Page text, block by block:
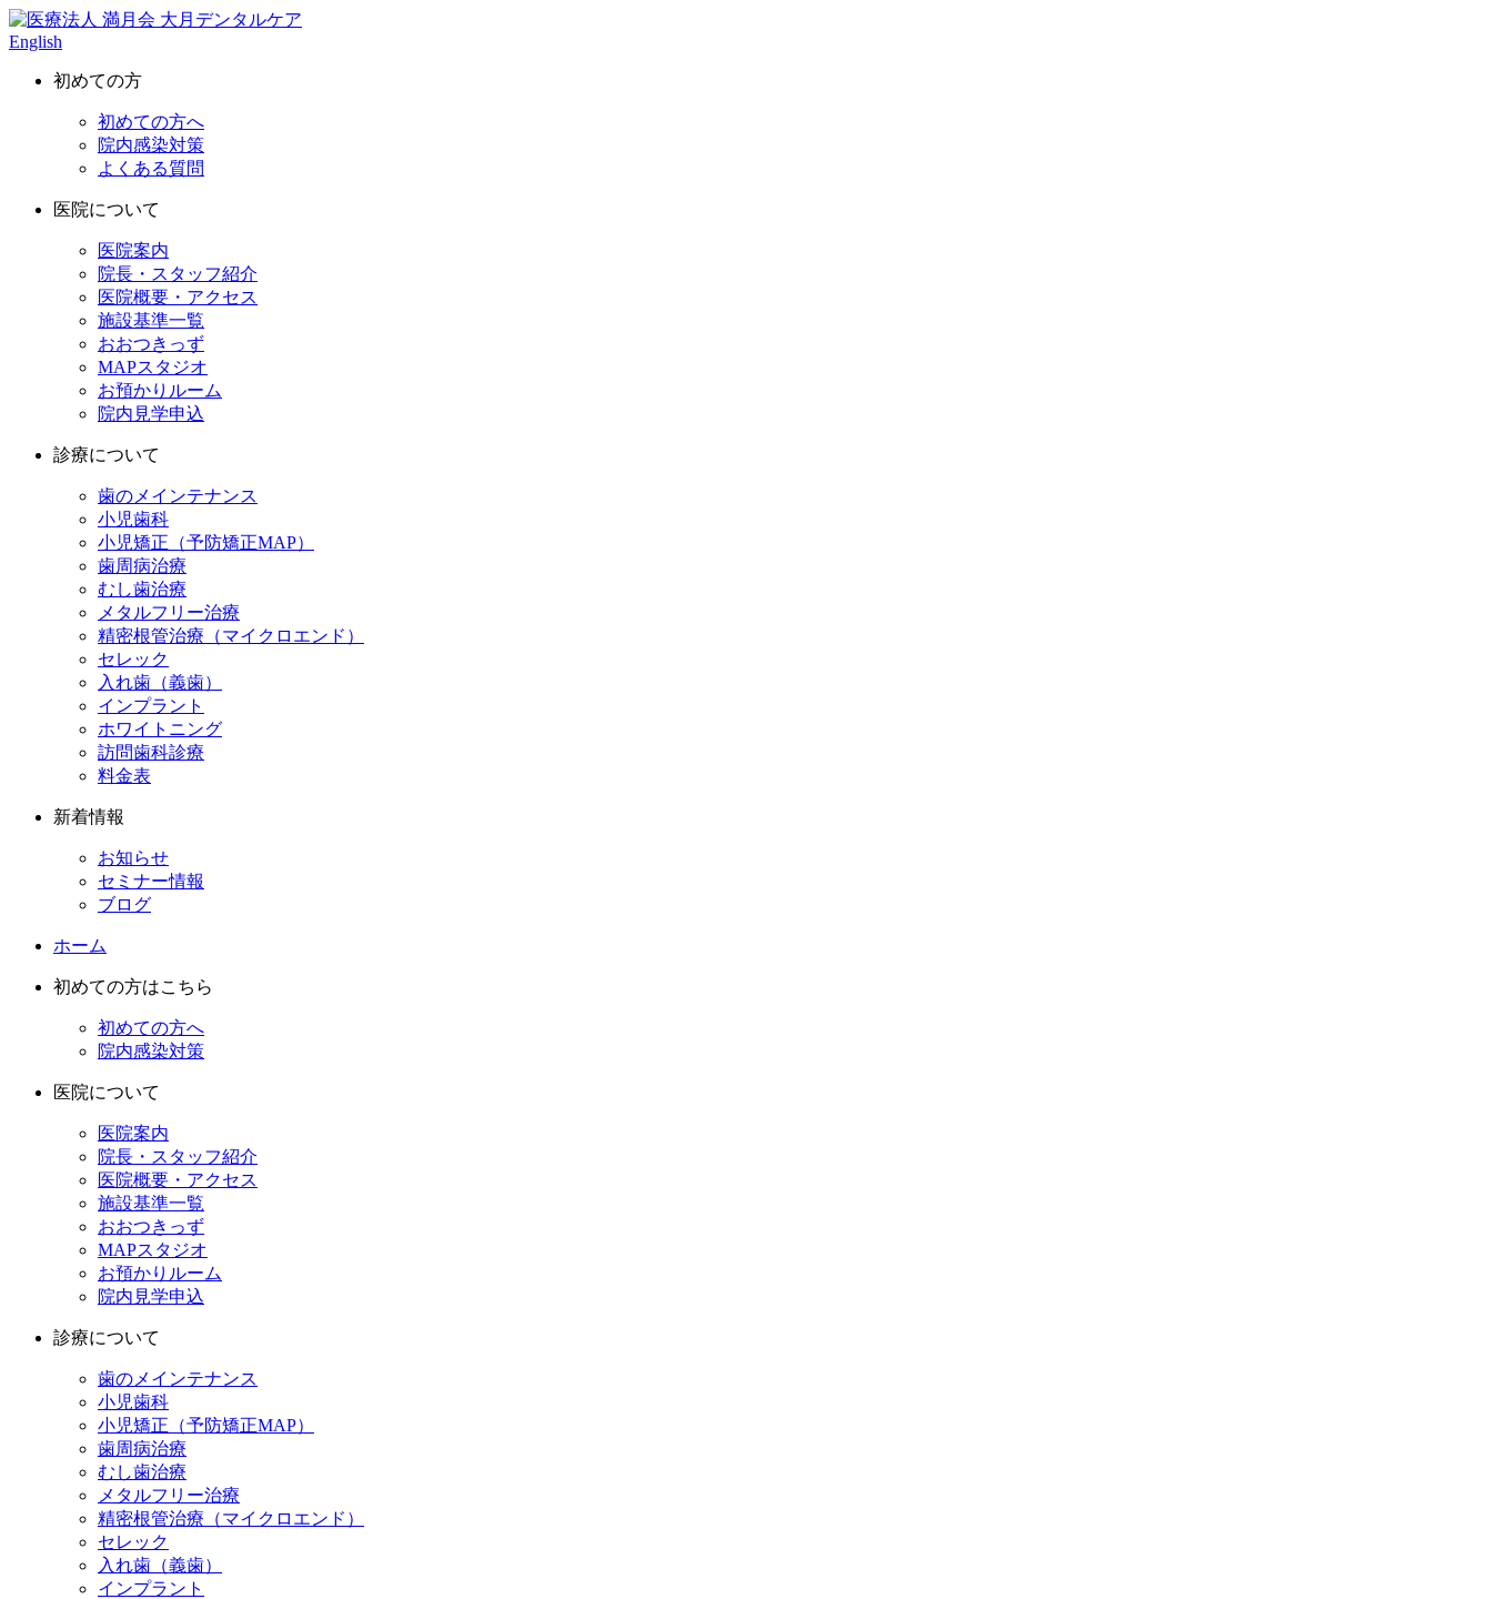
English
初めての方
初めての方へ
院内感染対策
よくある質問
医院について
医院案内
院長・スタッフ紹介
医院概要・アクセス
施設基準一覧
おおつきっず
MAPスタジオ
お預かりルーム
院内見学申込
診療について
歯のメインテナンス
小児歯科
小児矯正（予防矯正MAP）
歯周病治療
むし歯治療
メタルフリー治療
精密根管治療（マイクロエンド）
セレック
入れ歯（義歯）
インプラント
ホワイトニング
訪問歯科診療
料金表
新着情報
お知らせ
セミナー情報
ブログ
ホーム
初めての方はこちら
初めての方へ
院内感染対策
医院について
医院案内
院長・スタッフ紹介
医院概要・アクセス
施設基準一覧
おおつきっず
MAPスタジオ
お預かりルーム
院内見学申込
診療について
歯のメインテナンス
小児歯科
小児矯正（予防矯正MAP）
歯周病治療
むし歯治療
メタルフリー治療
精密根管治療（マイクロエンド）
セレック
入れ歯（義歯）
インプラント